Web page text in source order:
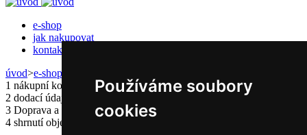
Používáme soubory
cookies
e-shop
jak nakupovat
kontakt
úvod>e-shop
1 nákupní košík
2 dodací údaje
3 Doprava a platba
4 shrnutí objednávky